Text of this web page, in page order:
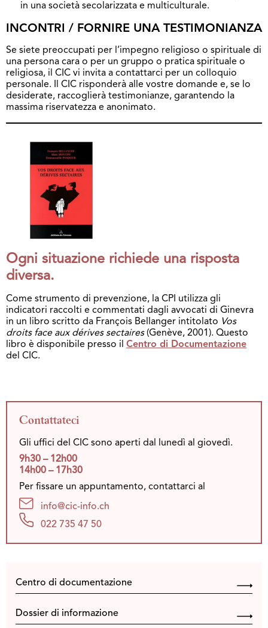
in una società secolarizzata e multiculturale.
INCONTRI / FORNIRE UNA TESTIMONIANZA
Se siete preoccupati per l’impegno religioso o spirituale di
una persona cara o per un gruppo o pratica spirituale o
religiosa, il CIC vi invita a contattarci per un colloquio
personale. Il CIC risponderà alle vostre domande e, se lo
desiderate, raccoglierà testimonianze, garantendo la
massima riservatezza e anonimato.
Ogni situazione richiede una risposta
diversa.
Come strumento di prevenzione, la CPI utilizza gli
indicatori raccolti e commentati dagli avvocati di Ginevra
in un libro scritto da François Bellanger intitolato Vos
droits face aux dérives sectaires(Genève, 2001). Questo
libro è disponibile presso il Centro di Documentazione
del CIC.
Contattateci
Gli uffici del CIC sono aperti dal lunedì al giovedì.
9h30 – 12h00
14h00 – 17h30
Per fissare un appuntamento, contattarci al
info@cic-info.ch
022 735 47 50
Centro di documentazione
Dossier di informazione